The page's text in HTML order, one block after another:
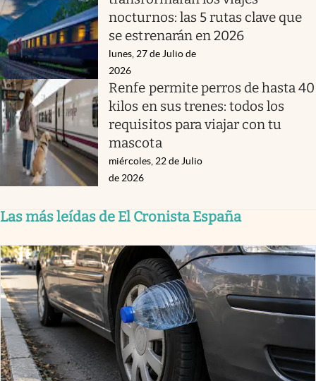
nocturnos: las 5 rutas clave que
se estrenarán en 2026
lunes, 27 de Julio de
2026
Renfe permite perros de hasta 40
kilos en sus trenes: todos los
requisitos para viajar con tu
mascota
miércoles, 22 de Julio
de 2026
Las más leídas de El Cronista España